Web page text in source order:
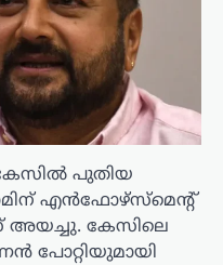
പുതിയ
എൻഫോഴ്‌സ്‌മെന്റ്
അയച്ചു. കേസിലെ
പോറ്റിയുമായി